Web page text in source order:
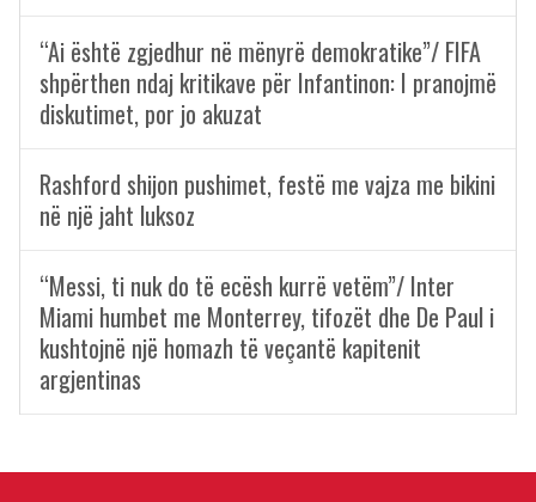
“Ai është zgjedhur në mënyrë demokratike”/ FIFA
shpërthen ndaj kritikave për Infantinon: I pranojmë
diskutimet, por jo akuzat
Rashford shijon pushimet, festë me vajza me bikini
në një jaht luksoz
“Messi, ti nuk do të ecësh kurrë vetëm”/ Inter
Miami humbet me Monterrey, tifozët dhe De Paul i
kushtojnë një homazh të veçantë kapitenit
argjentinas